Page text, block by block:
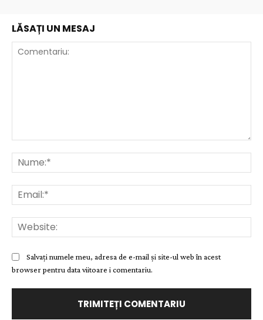
LĂSAȚI UN MESAJ
Salvați numele meu, adresa de e-mail și site-ul web în acest
browser pentru data viitoare i comentariu.